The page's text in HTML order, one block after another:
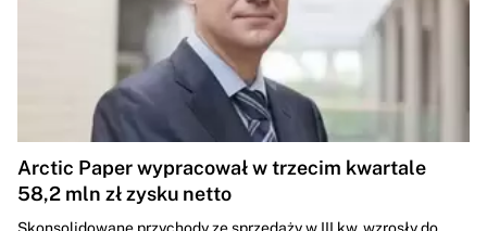
Arctic Paper wypracował w trzecim kwartale
58,2 mln zł zysku netto